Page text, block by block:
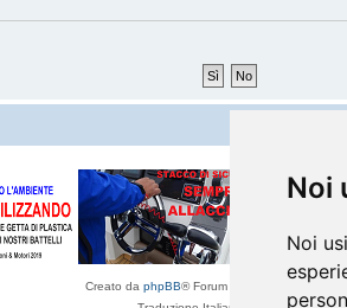
Noi
Noi
Creato da phpBB® Forum Software © phpBB